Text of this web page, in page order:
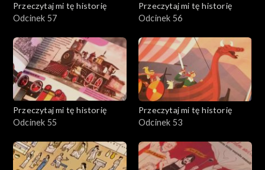
Przeczytaj mi tę historię
Odcinek 57
Przeczytaj mi tę historię
Odcinek 56
Przeczytaj mi tę historię
Odcinek 55
Przeczytaj mi tę historię
Odcinek 53